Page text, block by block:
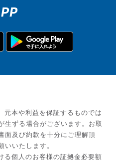
本や利益を保証するものでは
生ずる場合がございます。お取
面及び約款を十分にご理解頂
いいたします。
個人のお客様の証拠金必要額